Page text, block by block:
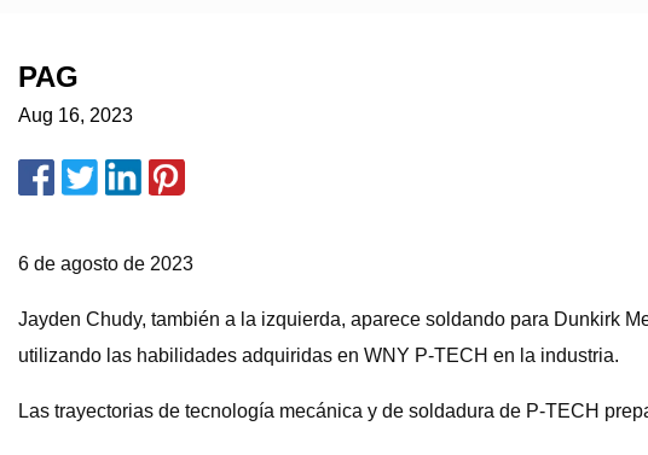
PAG
Aug 16, 2023
6 de agosto de 2023
Jayden Chudy, también a la izquierda, aparece soldando para Dunkirk
utilizando las habilidades adquiridas en WNY P-TECH en la industria.
Las trayectorias de tecnología mecánica y de soldadura de P-TECH